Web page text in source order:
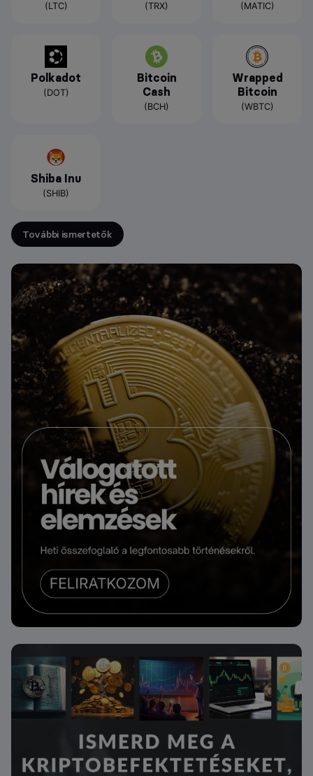
(LTC) (TRX) (MATIC)
Polkadot
(DOT)
Bitcoin
Cash
(BCH)
Wrapped
Bitcoin
(WBTC)
Shiba Inu
(SHIB)
További ismertetők